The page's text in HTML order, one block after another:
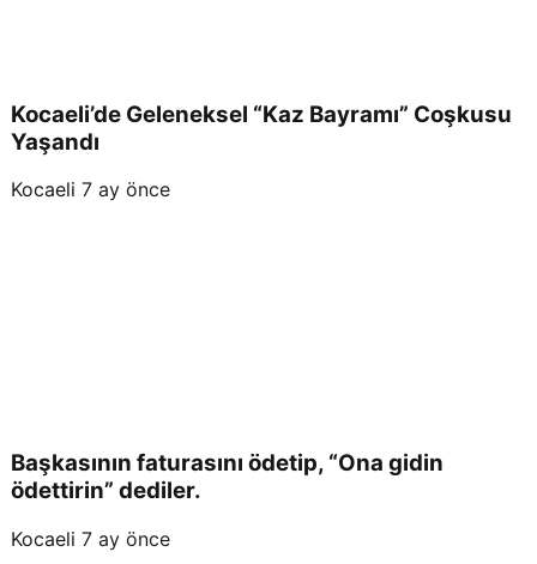
Kocaeli’de Geleneksel “Kaz Bayramı” Coşkusu
Yaşandı
Kocaeli 7 ay önce
Başkasının faturasını ödetip, “Ona gidin
ödettirin” dediler.
Kocaeli 7 ay önce